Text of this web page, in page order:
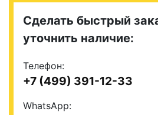
Сделать быстрый
уточнить наличие:
Телефон:
+7 (499) 391-12-33
WhatsApp: